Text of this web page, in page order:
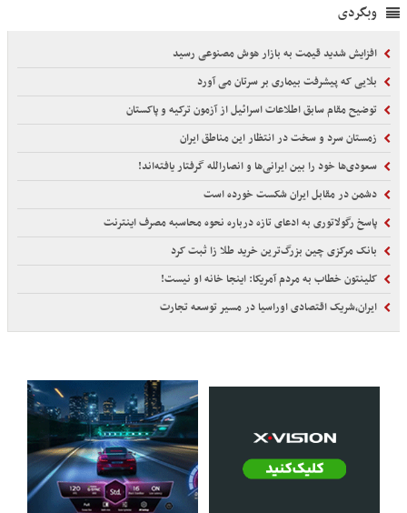
وبگردی
افزایش شدید قیمت به بازار هوش مصنوعی رسید
بلایی که پیشرفت بیماری بر سرتان می آورد
توضیح مقام سابق اطلاعات اسرائیل از آزمون ترکیه و پاکستان
زمستان سرد و سخت در انتظار این مناطق ایران
سعودی‌ها خود را بین ایرانی‌ها و انصارالله گرفتار یافته‌اند!
دشمن در مقابل ایران شکست خورده است
پاسخ رگولاتوری به ادعای تازه درباره نحوه محاسبه مصرف اینترنت
بانک مرکزی چین بزرگ‌ترین خرید طلا زا ثبت کرد
کلینتون خطاب به مردم آمریکا: اینجا خانه او نیست!
ایران،شریک اقتصادی اوراسیا در مسیر توسعه تجارت